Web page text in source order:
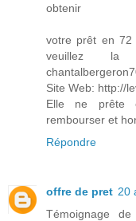
obtenir
votre prêt en 72
veuillez la
Site Web: http://
Elle ne prête
rembourser et
Répondre
offre de pret 20
Témoignage